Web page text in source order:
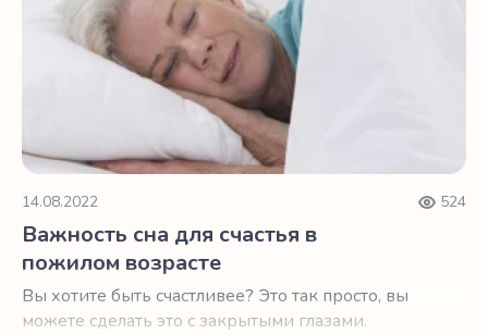
14.08.2022 524
Важность сна для счастья в
пожилом возрасте
Вы хотите быть счастливее? Это так просто, вы
можете сделать это с закрытыми глазами.